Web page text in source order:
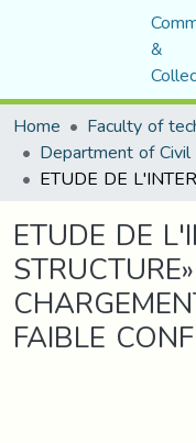
&
Home
Faculty of
ETUDE DE
FAIBLE